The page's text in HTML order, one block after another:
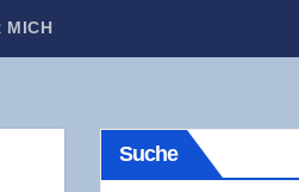
MICH
Suche